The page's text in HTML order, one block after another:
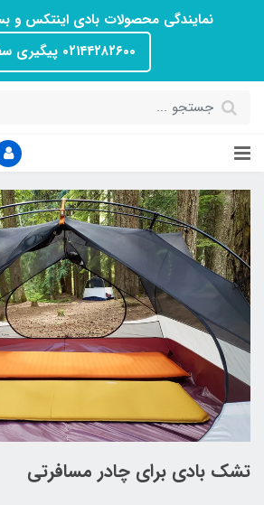
نمایندگی محصولات بادی اینتکس و
۰۲۱۴۴۲۸۲۶۰۰ پیگیری سفارش
تشک بادی برای چادر مسافرتی